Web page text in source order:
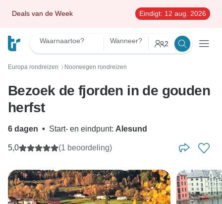
Deals van de Week Eindigt: 12 aug. 2026
Waarnaartoe? Wanneer? 2
Europa rondreizen 〉 Noorwegen rondreizen
Bezoek de fjorden in de gouden
herfst
6 dagen • Start- en eindpunt: Alesund
5,0 (1 beoordeling)